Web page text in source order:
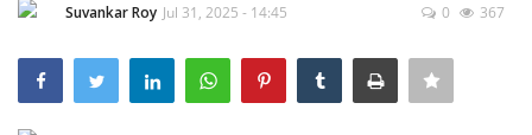
Contact
Suvankar Roy Jul 31, 2025 - 14:45 0 367